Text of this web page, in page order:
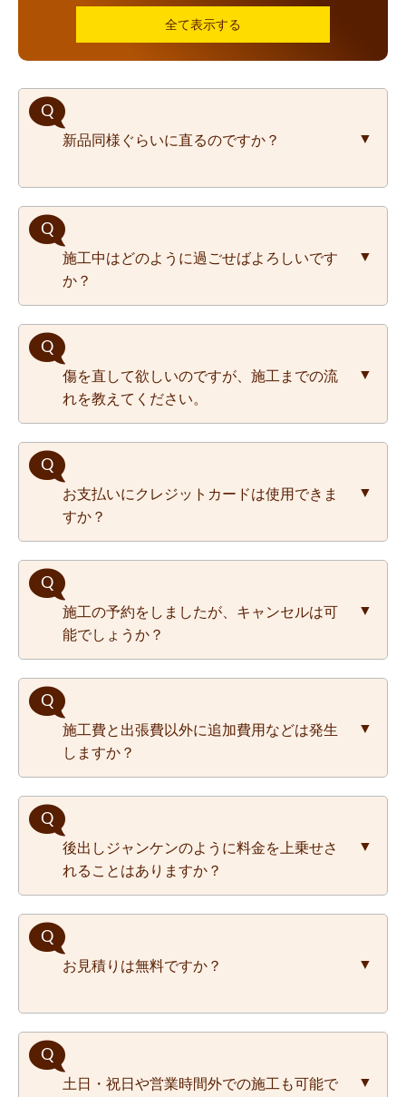
全て表示する
新品同様ぐらいに直るのですか？
も、ほとんど分からない状態にまでキレイに
仕上げます。
ただし、あくまでも補修となりますので、新
品同様の仕上がりを100%保障することはで
します。
施工中はどのように過ごせばよろしいです
か？
場合がございます。基本的に別室での待機を
お願いしております。
１Rの場合などは、十二分に換気をしながら
出来るだけ離れた場所で待機いただくか、貴
お願いしております。
傷を直して欲しいのですが、施工までの流
れを教えてください。
お支払いにクレジットカードは使用できま
すか？
なります。
法人のお客様の場合は、極力貴社のお支払い
規定に沿う形で対応させていただきますの
で、ご相談ください。
施工の予約をしましたが、キャンセルは可
能でしょうか？
です。メールもしくはお電話にてご連絡くだ
さい。
なお、施工日前日のキャンセルの場合はお見
積りの50%、施工日当日のキャンセルの場合
支払いいただきますので、ご了承ください。
施工費と出張費以外に追加費用などは発生
しますか？
せん。
ただし、サービスカーが駐車できない場合は
有料駐車場を利用するため別途駐車料金をご
負担頂きます。
ございますので、ご了承ください。
後出しジャンケンのように料金を上乗せさ
れることはありますか？
お見積りは無料ですか？
気になるキズの箇所などを撮影頂き、LINE、
土日・祝日や営業時間外での施工も可能で